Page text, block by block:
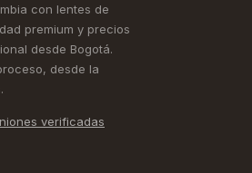
con lentes de
premium y precios
desde Bogotá.
desde la
verificadas